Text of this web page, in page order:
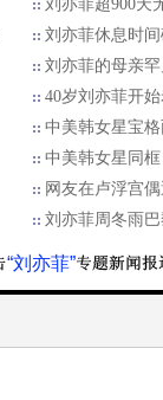
刘亦菲超900天
刘亦菲休息时
刘亦菲的母亲
40岁刘亦菲开
中美韩女星宝
中美韩女星同
网友在卢浮宫
刘亦菲周冬雨
“刘亦菲”